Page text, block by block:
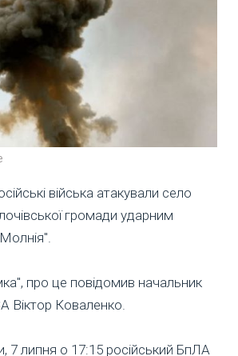
війська атакували село
громади ударним
про це повідомив начальник
Віктор Коваленко.
7 липня о 17:15 російський БпЛА